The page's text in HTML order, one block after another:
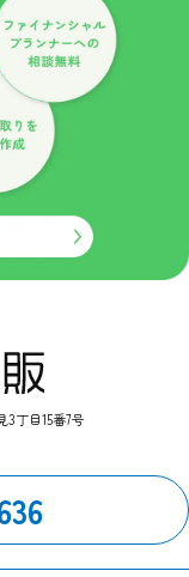
3丁目15番7号